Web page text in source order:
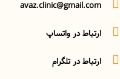
avaz.clinic@gmail.com
ارتباط در واتساپ
ارتباط در تلگرام